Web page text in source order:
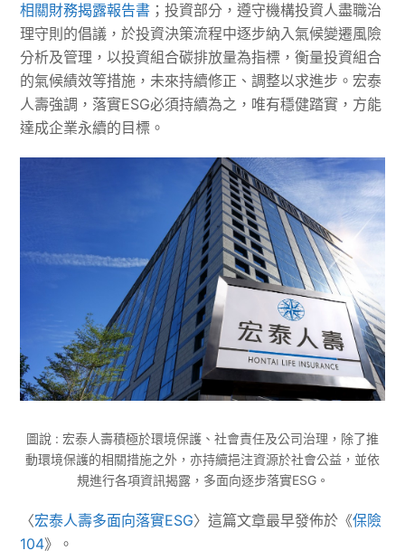
相關財務揭露報告書 ；投資部分，遵守機構投資人盡職治
理守則的倡議，於投資決策流程中逐步納入氣候變遷風險
分析及管理，以投資組合碳排放量為指標，衡量投資組合
的氣候績效等措施，未來持續修正、調整以求進步。宏泰
人壽強調，落實ESG必須持續為之，唯有穩健踏實，方能
達成企業永續的目標。
圖說 : 宏泰人壽積極於環境保護、社會責任及公司治理，除了推
動環境保護的相關措施之外，亦持續挹注資源於社會公益，並依
規進行各項資訊揭露，多面向逐步落實ESG。
〈宏泰人壽多面向落實ESG〉這篇文章最早發佈於《保險
104》。